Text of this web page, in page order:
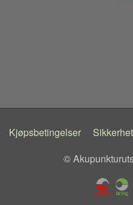
Kjøpsbetingelser
©